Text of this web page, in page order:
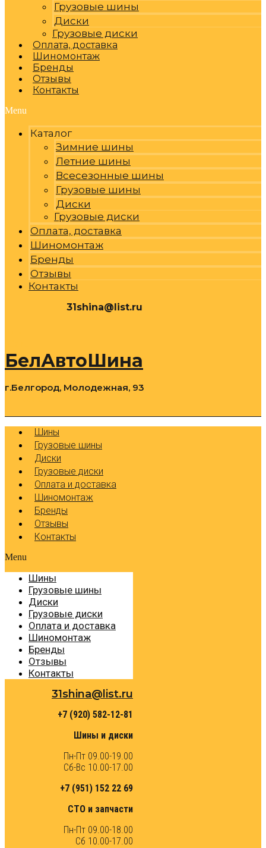
Грузовые шины
Диски
Грузовые диски
Оплата, доставка
Шиномонтаж
Бренды
Отзывы
Контакты
Menu
Каталог
Зимние шины
Летние шины
Всесезонные шины
Грузовые шины
Диски
Грузовые диски
Оплата, доставка
Шиномонтаж
Бренды
Отзывы
Контакты
31shina@list.ru
БелАвтоШина
г.Белгород, Молодежная, 93
Шины
Грузовые шины
Диски
Грузовые диски
Оплата и доставка
Шиномонтаж
Бренды
Отзывы
Контакты
Menu
Шины
Грузовые шины
Диски
Грузовые диски
Оплата и доставка
Шиномонтаж
Бренды
Отзывы
Контакты
31shina@list.ru
+7 (920) 582-12-81
Шины и диски
Пн-Пт 09.00-19.00
Сб-Вс 10.00-17.00
+7 (951) 152 22 69
СТО и запчасти
Пн-Пт 09.00-18.00
Сб 10.00-17.00